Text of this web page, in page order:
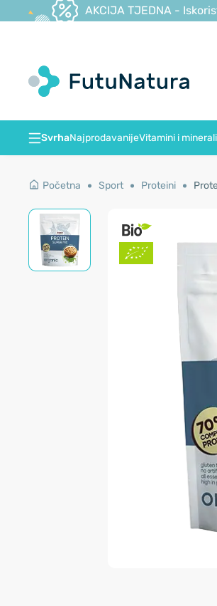
AKCIJA TJEDNA -
SvrhaNajprodavanijeVitamini i minerali
Početna Sport Proteini